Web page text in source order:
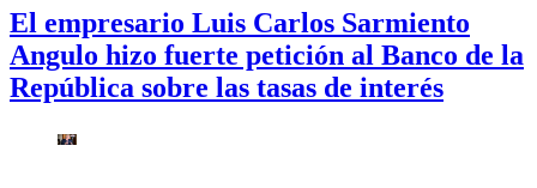
El empresario Luis Carlos Sarmiento
Angulo hizo fuerte petición al Banco de la
República sobre las tasas de interés